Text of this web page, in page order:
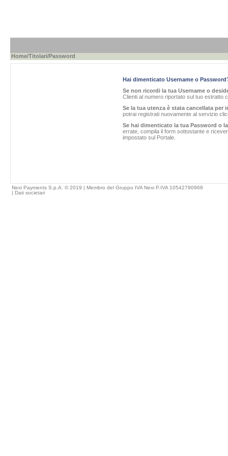
Home/Titolari/Password
Hai dimenticato Username o
Se non ricordi la tua Username o
Clienti al numero riportato sul tuo estratto
Se la tua utenza è stata cancellata per
potrai registrati nuovamente al servizio
Se hai dimenticato la tua Password o
errate, compila il form sottostante e
impostato sul Portale.
Nexi Payments S.p.A. © 2019 | Membro del Gruppo IVA Nexi P.IVA 10542790968
| Dati societari